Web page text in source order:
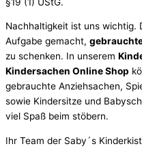
Nachhaltigkeit ist uns wichtig.
Aufgabe gemacht,
zu schenken. In unserem
Kindersachen Online Shop
gebrauchte Anziehsachen,
sowie Kindersitze und
viel Spaß beim stöbern.
Ihr Team der Saby´s